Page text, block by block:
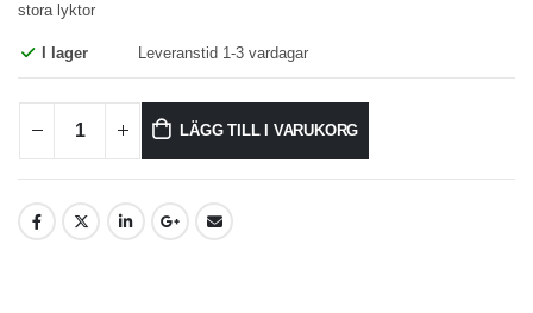
stora lyktor
I lager Leveranstid 1-3 vardagar
LÄGG TILL I VARUKORG